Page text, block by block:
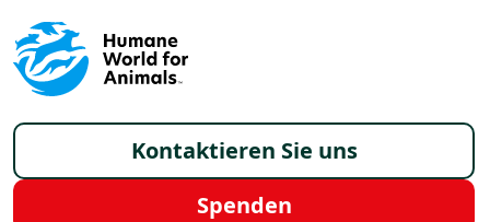
Footer - Germany/de
Kontaktieren Sie uns
Spenden